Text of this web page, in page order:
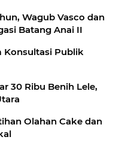
Wagub Vasco dan
Batang Anai II
Konsultasi Publik
30 Ribu Benih Lele,
Olahan Cake dan